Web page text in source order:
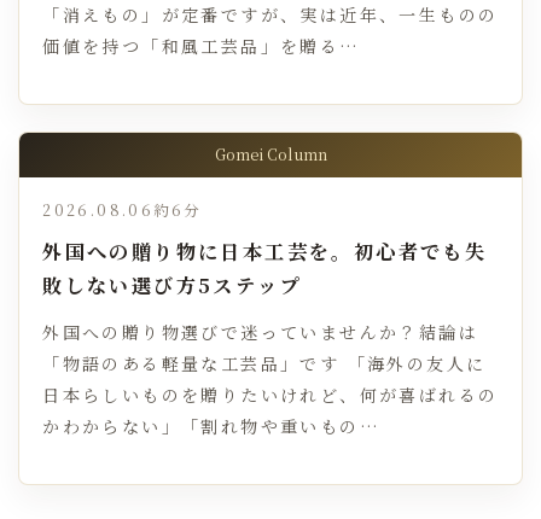
「消えもの」が定番ですが、実は近年、一生ものの
価値を持つ「和風工芸品」を贈る…
Gomei Column
2026.08.06 約6分
外国への贈り物に日本工芸を。初心者でも失
敗しない選び方5ステップ
外国への贈り物選びで迷っていませんか？結論は
「物語のある軽量な工芸品」です 「海外の友人に
日本らしいものを贈りたいけれど、何が喜ばれるの
かわからない」「割れ物や重いもの…